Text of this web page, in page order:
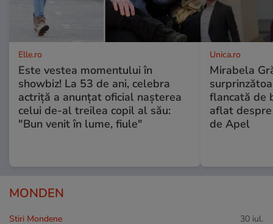
Elle.ro
Este vestea momentului în
showbiz! La 53 de ani, celebra
actriță a anunțat oficial nașterea
celui de-al treilea copil al său:
"Bun venit în lume, fiule"
Unica.ro
Mirabela
flancată de
aflat
de Apel
MONDEN
Stiri Mondene 30 iul.